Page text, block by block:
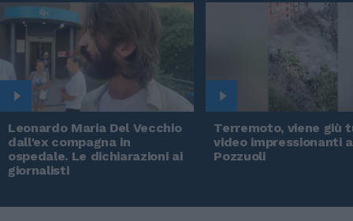
Leonardo Maria Del Vecchio
dall'ex compagna in
ospedale. Le dichiarazioni ai
giornalisti
Terremoto, viene giù
video impressionanti a
Pozzuoli